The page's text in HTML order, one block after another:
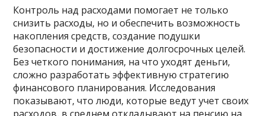
Контроль над расходами помогает не только
снизить расходы, но и обеспечить возможность
накопления средств, создание подушки
безопасности и достижение долгосрочных целей.
Без четкого понимания, на что уходят деньги,
сложно разработать эффективную стратегию
финансового планирования. Исследования
показывают, что люди, которые ведут учет своих